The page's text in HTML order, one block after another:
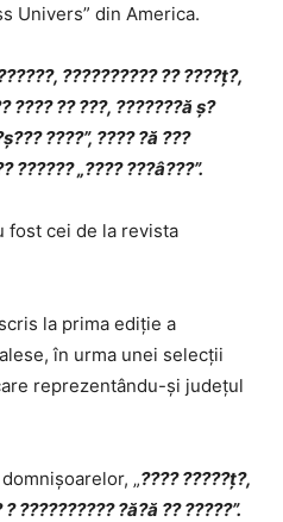
Univers” din America.
?????????? ?? ????ț?,
???? ?? ???, ???????ă ș?
????”, ???? ?ă ???
?????? „???? ???â???”.
fost cei de la revista
la prima ediție a
în urma unei selecţii
reprezentându-şi judeţul
„???? ?????ț?,
?????????? ?ă?ă ?? ?????”.